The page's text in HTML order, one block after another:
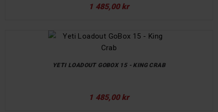
1 485,00 kr
YETI LOADOUT GOBOX 15 - KING CRAB
1 485,00 kr